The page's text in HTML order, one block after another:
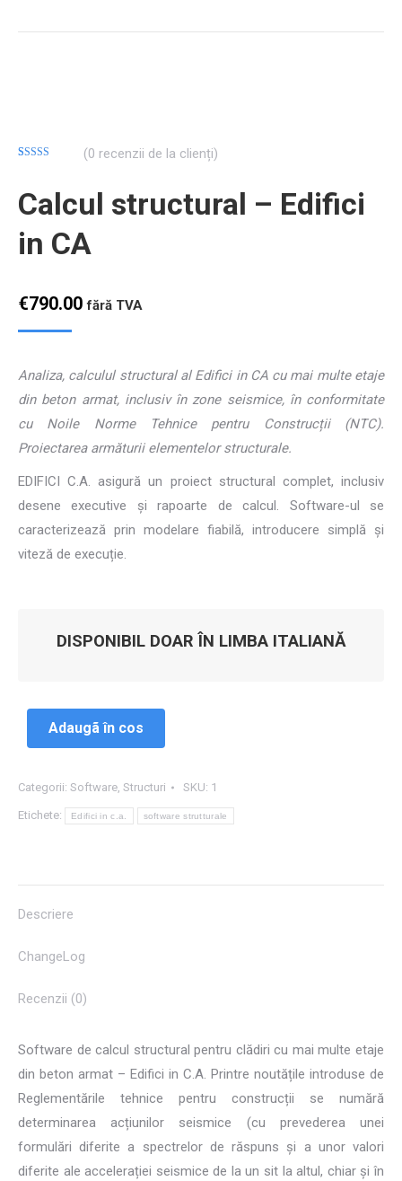
Calcul structural – Edifici
in CA
€790.00 fără TVA
baza a
evaluări de la
clienți
(0 recenzii de la clienți)
Analiza, calculul structural al Edifici in CA cu mai multe etaje
din beton armat, inclusiv în zone seismice, în conformitate
cu Noile Norme Tehnice pentru Construcții (NTC).
Proiectarea armăturii elementelor structurale.
EDIFICI C.A. asigură un proiect structural complet, inclusiv
desene executive și rapoarte de calcul. Software-ul se
caracterizează prin modelare fiabilă, introducere simplă și
viteză de execuție.
DISPONIBIL DOAR ÎN LIMBA ITALIANĂ
Adaugã în cos
Categorii: Software, Structuri SKU: 1
Etichete: Edifici in c.a. software strutturale
Descriere
ChangeLog
Recenzii (0)
Software de calcul structural pentru clădiri cu mai multe etaje
din beton armat – Edifici in C.A. Printre noutățile introduse de
Reglementările tehnice pentru construcții se numără
determinarea acțiunilor seismice (cu prevederea unei
formulări diferite a spectrelor de răspuns și a unor valori
diferite ale accelerației seismice de la un sit la altul, chiar și în